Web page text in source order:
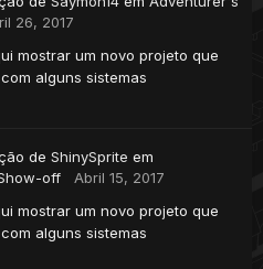
26, 2017
mostrar um novo projeto que
alguns sistemas
de ShinySprite em
off
Abril 15, 2017
mostrar um novo projeto que
alguns sistemas